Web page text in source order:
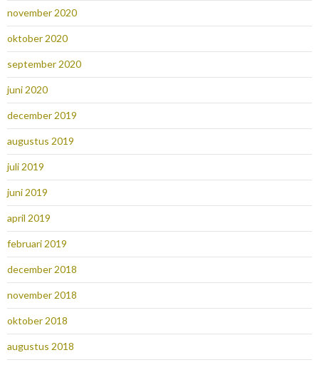
november 2020
oktober 2020
september 2020
juni 2020
december 2019
augustus 2019
juli 2019
juni 2019
april 2019
februari 2019
december 2018
november 2018
oktober 2018
augustus 2018